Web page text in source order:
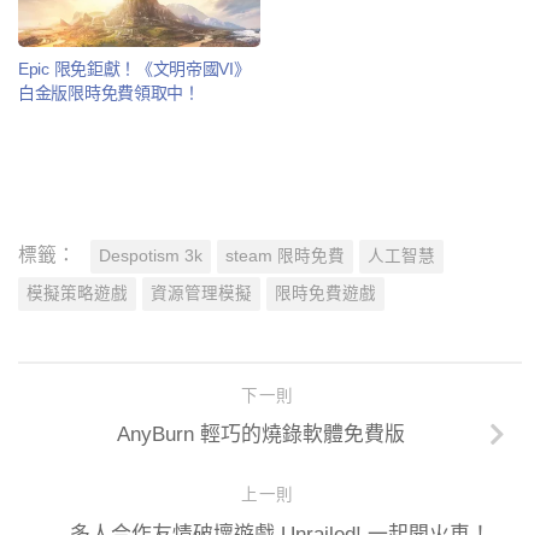
Epic 限免鉅獻！《文明帝國VI》
白金版限時免費領取中！
標籤： Despotism 3k steam 限時免費 人工智慧
模擬策略遊戲 資源管理模擬 限時免費遊戲
下一則
AnyBurn 輕巧的燒錄軟體免費版
上一則